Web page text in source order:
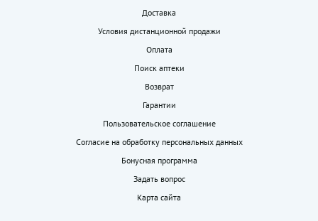
Доставка
Условия дистанционной продажи
Оплата
Поиск аптеки
Возврат
Гарантии
Пользовательское соглашение
Согласие на обработку персональных данных
Бонусная программа
Задать вопрос
Карта сайта